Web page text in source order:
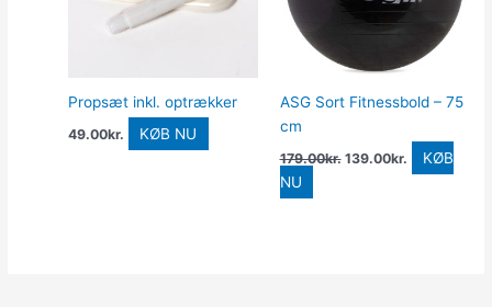
Propsæt inkl. optrækker
49.00kr. KØB NU
ASG Sort Fitnessbold – 75
cm
179.00kr. 139.00kr.
KØB
NU